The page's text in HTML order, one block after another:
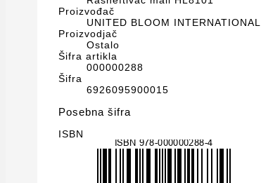
Proizvođač
UNITED BLOOM INTERNATIONAL
Proizvodjač
Ostalo
Šifra artikla
000000288
Šifra
6926095900015
Posebna šifra
ISBN